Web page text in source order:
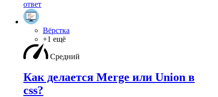
ответ
Вёрстка
+1 ещё
Средний
Как делается Merge или Union в
css?